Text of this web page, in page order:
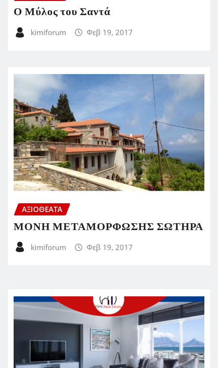
Ο Μύλος του Σαντά
kimiforum Φεβ 19, 2017
ΑΞΙΟΘΕΑΤΑ
ΜΟΝΗ ΜΕΤΑΜΟΡΦΩΣΗΣ ΣΩΤΗΡΑ
kimiforum Φεβ 19, 2017